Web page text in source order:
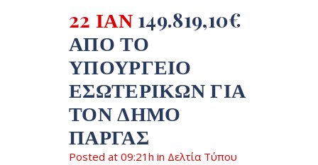
22 ΙΑΝ 149.819,10€
ΑΠΌ ΤΟ
ΥΠΟΥΡΓΕΊΟ
ΕΣΩΤΕΡΙΚΏΝ ΓΙΑ
ΤΟΝ ΔΉΜΟ
ΠΆΡΓΑΣ
Posted at 09:21h in Δελτία Τύπου